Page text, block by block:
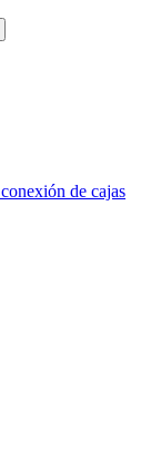
de cajas